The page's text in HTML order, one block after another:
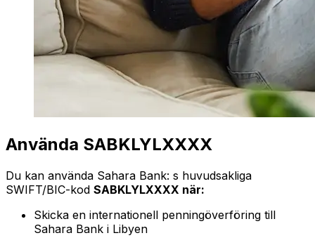
Använda SABKLYLXXXX
Du kan använda Sahara Bank: s huvudsakliga
SWIFT/BIC-kod SABKLYLXXXX när:
Skicka en internationell penningöverföring till
Sahara Bank i Libyen